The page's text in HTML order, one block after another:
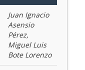
Juan Ignacio
Asensio
Pérez,
Miguel Luis
Bote Lorenzo